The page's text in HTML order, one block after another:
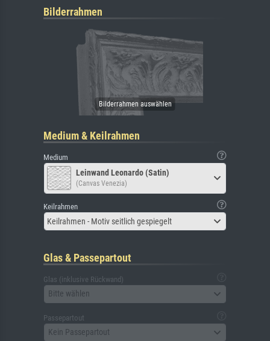
Bilderrahmen
Medium & Keilrahmen
Medium
Leinwand Leonardo (Satin)
(Canvas Venezia)
Keilrahmen
Keilrahmen - Motiv seitlich gespiegelt
Glas & Passepartout
Glas (inklusive Rückwand)
Bitte wählen
Passepartout
Kein Passepartout